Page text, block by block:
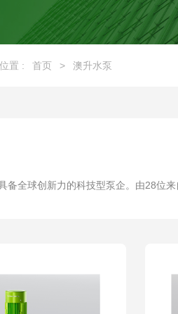
置 : 首页 > 澳升水泵
备全球创新力的科技型泵企。由28位